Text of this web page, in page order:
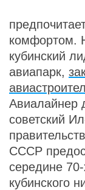
комфортом.
кубинский
авиапарк,
Авиалайнер
советский
СССР
середине 70-
кубинского